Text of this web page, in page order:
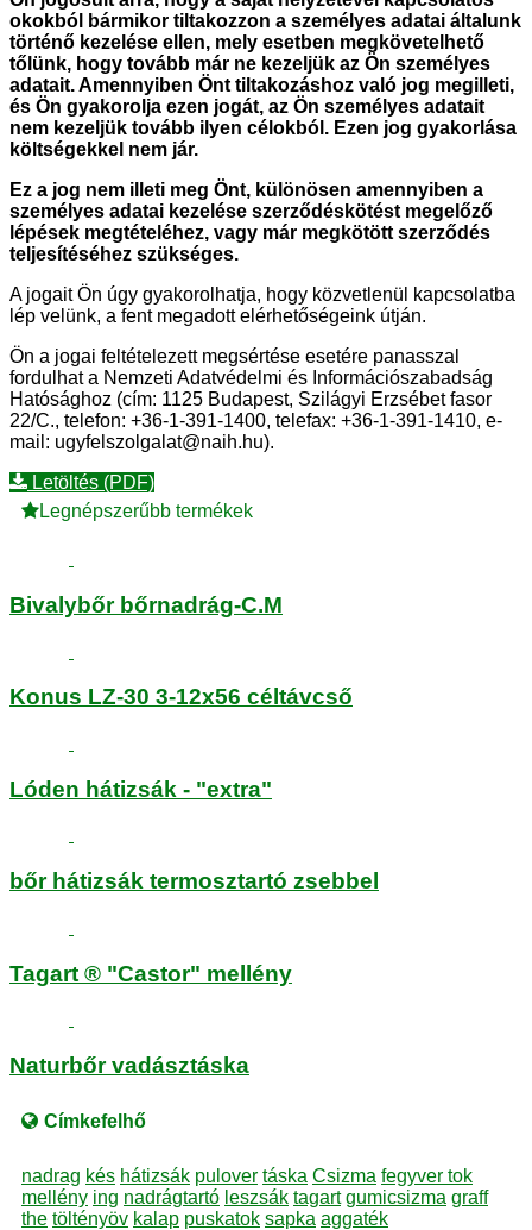
okokból bármikor tiltakozzon a személyes adatai általunk
történő kezelése ellen, mely esetben megkövetelhető
tőlünk, hogy tovább már ne kezeljük az Ön személyes
adatait. Amennyiben Önt tiltakozáshoz való jog megilleti,
és Ön gyakorolja ezen jogát, az Ön személyes adatait
nem kezeljük tovább ilyen célokból. Ezen jog gyakorlása
költségekkel nem jár.
Ez a jog nem illeti meg Önt, különösen amennyiben a
személyes adatai kezelése szerződéskötést megelőző
lépések megtételéhez, vagy már megkötött szerződés
teljesítéséhez szükséges.
A jogait Ön úgy gyakorolhatja, hogy közvetlenül kapcsolatba
lép velünk, a fent megadott elérhetőségeink útján.
Ön a jogai feltételezett megsértése esetére panasszal
fordulhat a Nemzeti Adatvédelmi és Információszabadság
Hatósághoz (cím: 1125 Budapest, Szilágyi Erzsébet fasor
22/C., telefon: +36-1-391-1400, telefax: +36-1-391-1410, e-
mail: ugyfelszolgalat@naih.hu).
Letöltés (PDF)
Legnépszerűbb termékek
Bivalybőr bőrnadrág-C.M
Konus LZ-30 3-12x56 céltávcső
Lóden hátizsák - "extra"
bőr hátizsák termosztartó zsebbel
Tagart ® "Castor" mellény
Naturbőr vadásztáska
Címkefelhő
nadrag kés hátizsák pulover táska Csizma fegyver tok
mellény ing nadrágtartó leszsák tagart gumicsizma graff
the töltényöv kalap puskatok sapka aggaték